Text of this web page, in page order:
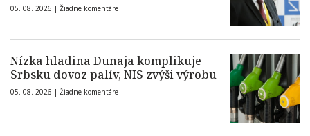
05. 08. 2026 | Žiadne komentáre
Nízka hladina Dunaja komplikuje
Srbsku dovoz palív, NIS zvýši výrobu
05. 08. 2026 | Žiadne komentáre